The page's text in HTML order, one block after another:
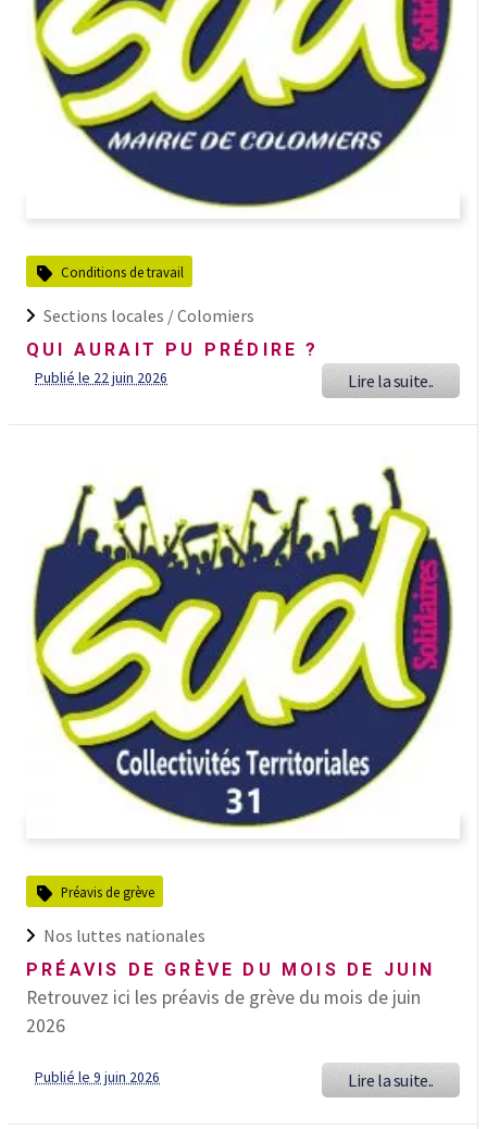
Conditions de travail
Sections locales /Colomiers
QUI AURAIT PU PRÉDIRE ?
Publié le 22 juin 2026 Lire la suite..
Préavis de grève
Nos luttes nationales
PRÉAVIS DE GRÈVE DU MOIS DE JUIN
Retrouvez ici les préavis de grève du mois de juin
2026
Publié le 9 juin 2026 Lire la suite..